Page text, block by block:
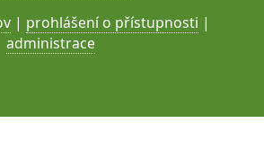
| prohlášení o přístupnosti |
administrace